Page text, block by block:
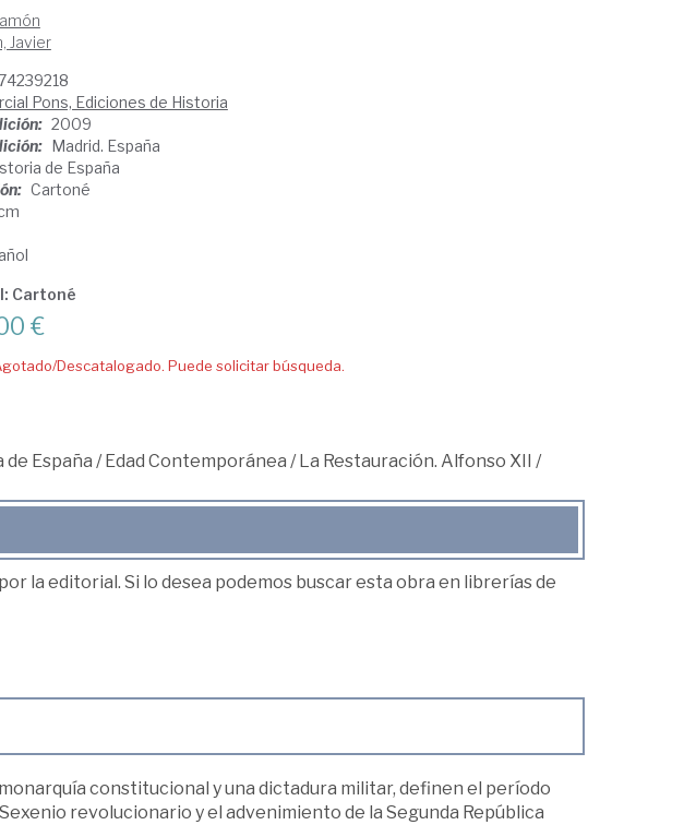
Javier
Pons, Ediciones de Historia
2009
Madrid. España
de España
Cartoné
Cartoné
€
Descatalogado. Puede solicitar búsqueda.
de España /Edad Contemporánea /La Restauración. Alfonso XII /
la editorial. Si lo desea podemos buscar esta obra en librerías de
constitucional y una dictadura militar, definen el período
revolucionario y el advenimiento de la Segunda República